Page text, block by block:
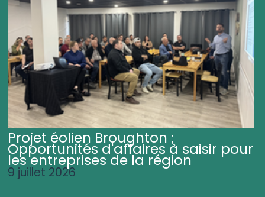
Projet éolien Broughton :
Opportunités d'affaires à saisir pour
les entreprises de la région
9 juillet 2026